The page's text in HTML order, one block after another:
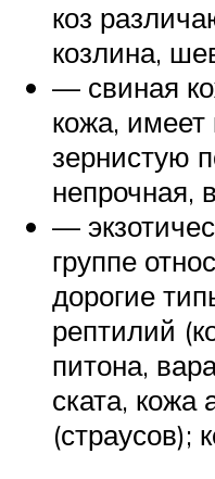
коз
козлина,
— свиная
кожа,
зернистую
непрочная,
—
группе
дорогие
рептилий
питона,
ската, кожа
(страусов);